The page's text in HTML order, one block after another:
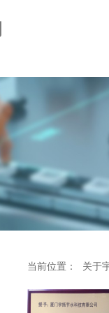
当前位置： 关于